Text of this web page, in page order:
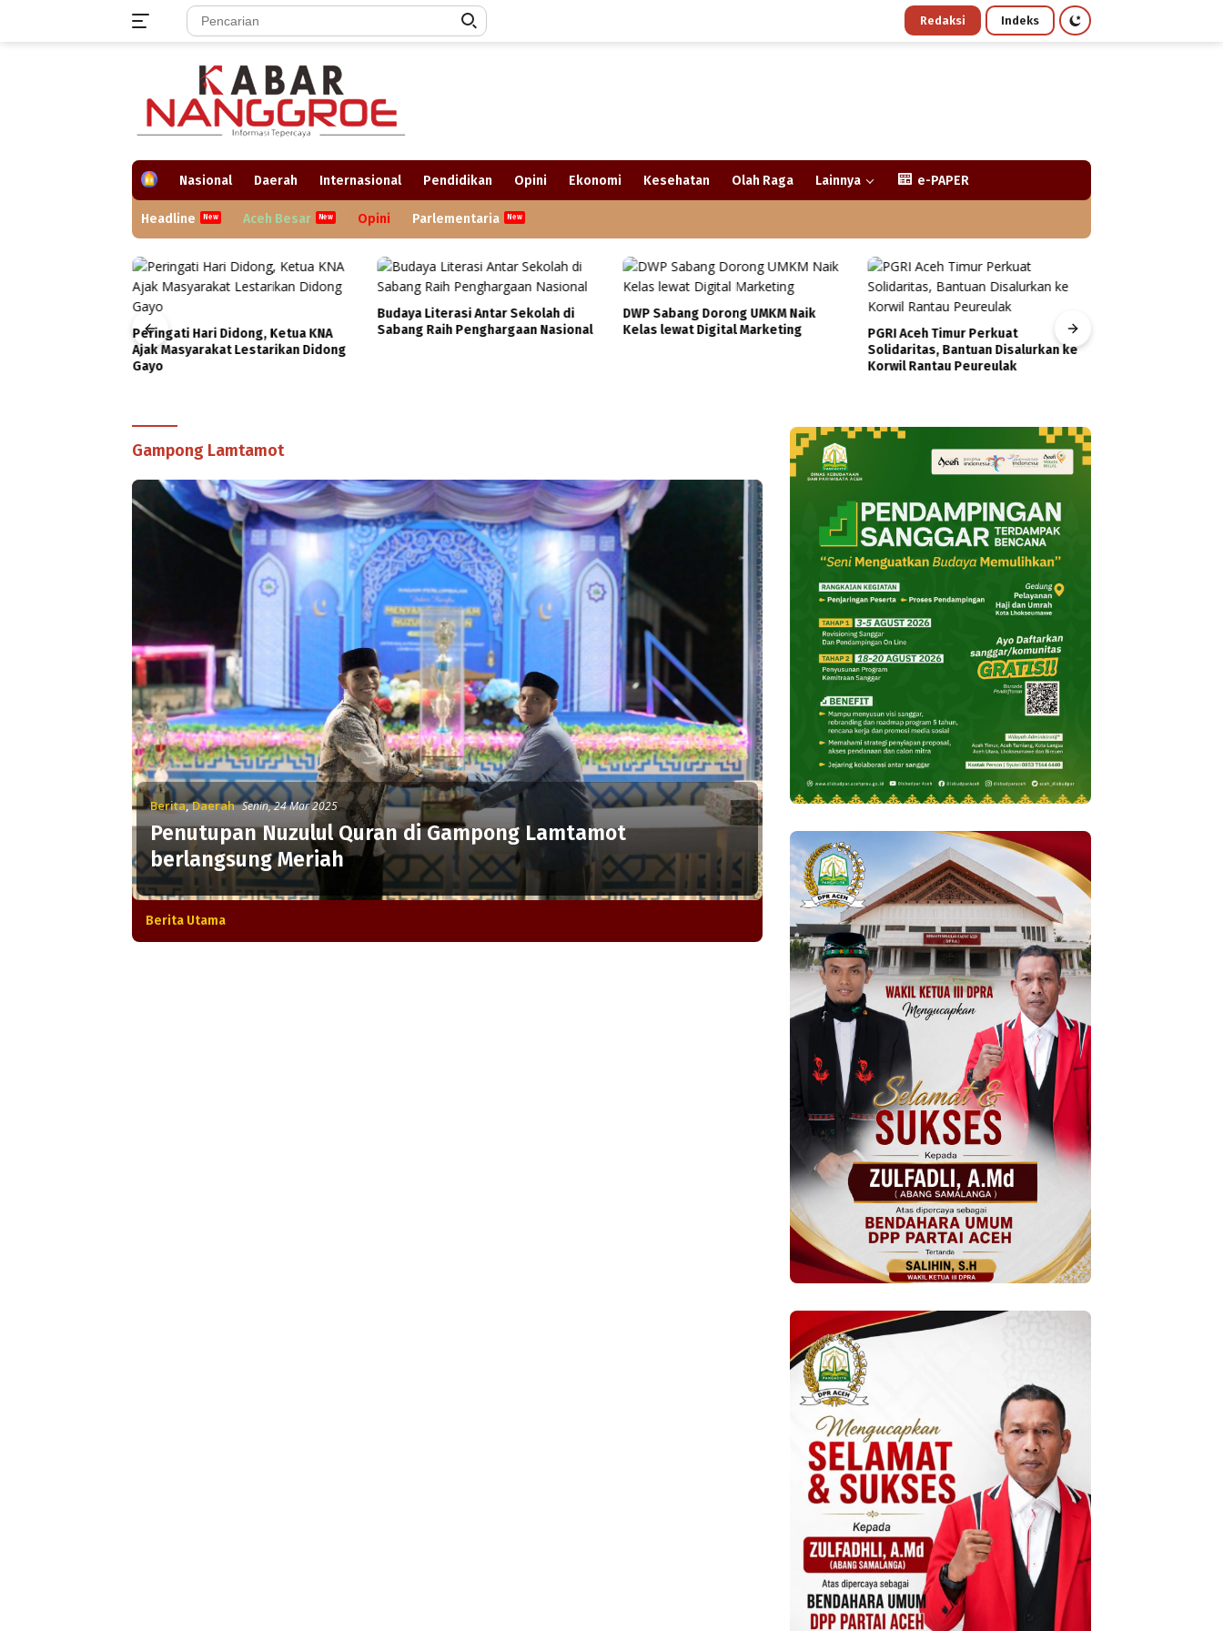
Redaksi Indeks
H
e
Nasional Daerah Internasional Pendidikan Opini Ekonomi Kesehatan Olah Raga Lainnya e-PAPER
Headline Aceh Besar Opini Parlementaria
Peringati Hari Didong, Ketua KNA
Ajak Masyarakat Lestarikan Didong
Gayo
Budaya Literasi Antar Sekolah di
Sabang Raih Penghargaan Nasional
DWP Sabang Dorong UMKM Naik
Kelas lewat Digital Marketing
PGRI Aceh Timur Perkuat
Solidaritas, Bantuan Disalurkan ke
Korwil Rantau Peureulak
Gampong Lamtamot
Berita,Daerah Senin, 24 Mar 2025
Penutupan Nuzulul Quran di Gampong Lamtamot
berlangsung Meriah
Berita Utama